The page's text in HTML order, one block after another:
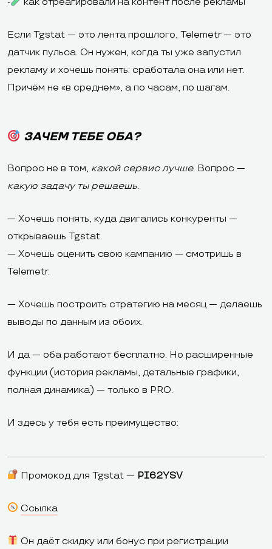
- как отреагировали на контент после рекламы
Если Tgstat — это лента прошлого, Telemetr — это
датчик пульса. Он нужен, когда ты уже запустил
рекламу и хочешь понять: сработала она или нет.
Причём не «в среднем», а по часам, по шагам.
ЗАЧЕМ ТЕБЕ ОБА?
Вопрос не в том, какой сервис лучше. Вопрос —
какую задачу ты решаешь.
— Хочешь понять, куда двигались конкуренты —
открываешь Tgstat.
— Хочешь оценить свою кампанию — смотришь в
Telemetr.
— Хочешь построить стратегию на месяц — делаешь
выводы по данным из обоих.
И да — оба работают бесплатно. Но расширенные
функции (история рекламы, детальные графики,
полная динамика) — только в PRO.
И здесь у тебя есть преимущество:
Промокод для Tgstat — PI62YSV
Ссылка
Он даёт скидку или бонус при регистрации